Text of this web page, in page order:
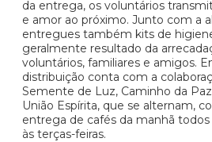
da entrega, os voluntários
e amor ao próximo. Junto com a
entregues também kits de
geralmente resultado da
voluntários, familiares e amigos.
distribuição conta com a
Semente de Luz, Caminho da
União Espírita, que se alternam,
entrega de cafés da manhã
às terças-feiras.